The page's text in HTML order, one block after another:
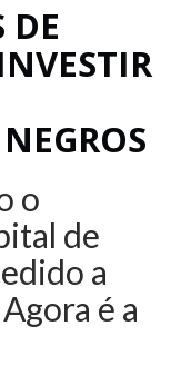
DE
o
de
a
é a